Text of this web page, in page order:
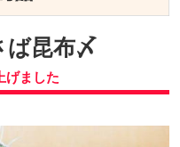
ば昆布〆
げました